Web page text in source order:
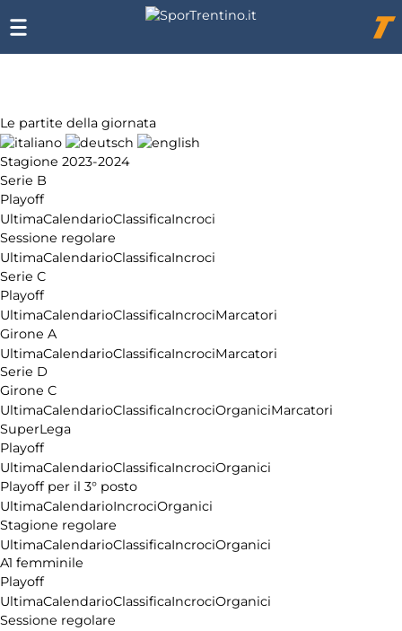
Le partite della giornata
Stagione 2023-2024
Serie B
Playoff
UltimaCalendarioClassificaIncroci
Sessione regolare
UltimaCalendarioClassificaIncroci
Serie C
Playoff
UltimaCalendarioClassificaIncrociMarcatori
Girone A
UltimaCalendarioClassificaIncrociMarcatori
Serie D
Girone C
UltimaCalendarioClassificaIncrociOrganiciMarcatori
SuperLega
Playoff
UltimaCalendarioClassificaIncrociOrganici
Playoff per il 3° posto
UltimaCalendarioIncrociOrganici
Stagione regolare
UltimaCalendarioClassificaIncrociOrganici
A1 femminile
Playoff
UltimaCalendarioClassificaIncrociOrganici
Sessione regolare
Chi
siamo
Affiliazione